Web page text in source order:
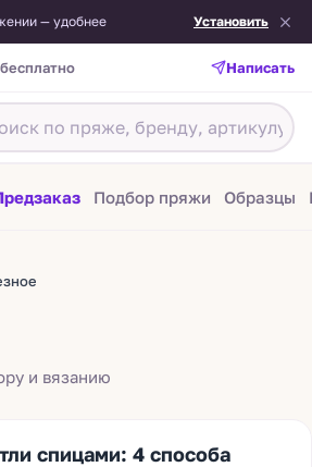
— удобнее Установить
бесплатно Написать
Подбор пряжи Образцы
и вязанию
спицами: 4 способа